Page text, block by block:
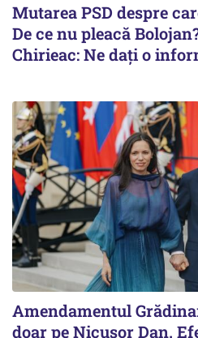
Mutarea PSD despre
De ce nu pleacă
Chirieac: Ne dați o
Amendamentul
doar pe Nicușor Dan.